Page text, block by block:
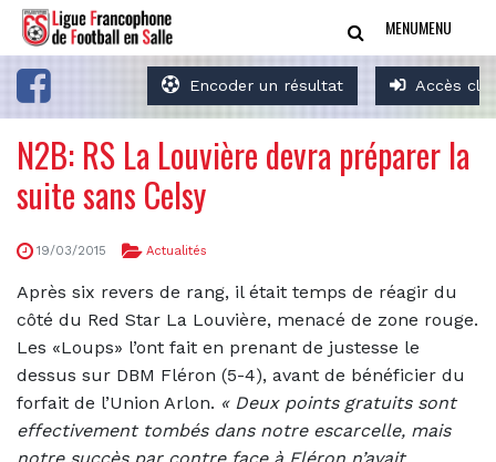
Encoder un résultat Accès
MENUMENU
N2B: RS La Louvière devra préparer la
suite sans Celsy
19/03/2015 Actualités
Après six revers de rang, il était temps de réagir du
côté du Red Star La Louvière, menacé de zone rouge.
Les «Loups» l’ont fait en prenant de justesse le
dessus sur DBM Fléron (5-4), avant de bénéficier du
forfait de l’Union Arlon. « Deux points gratuits sont
effectivement tombés dans notre escarcelle, mais